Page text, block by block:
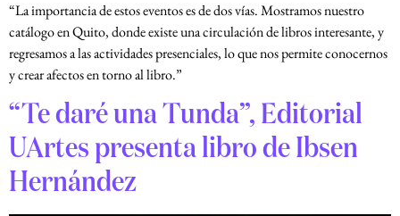
“La importancia de estos eventos es de dos vías. Mostramos nuestro
catálogo en Quito, donde existe una circulación de libros interesante, y
regresamos a las actividades presenciales, lo que nos permite conocernos
y crear afectos en torno al libro.”
“Te daré una Tunda”, Editorial
UArtes presenta libro de Ibsen
Hernández